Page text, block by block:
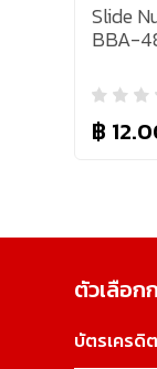
Slide
BBA-
฿
ตัวเลือก
บัตรเครดิ